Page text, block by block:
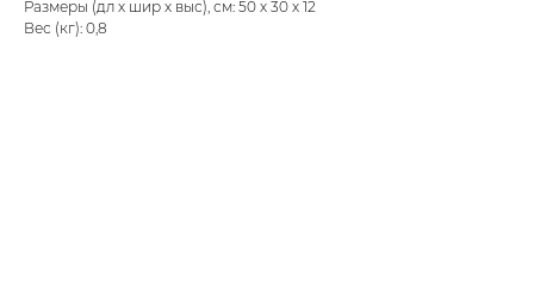
Размеры (дл х шир х выс), см: 50 х 30 х 12
Вес (кг): 0,8